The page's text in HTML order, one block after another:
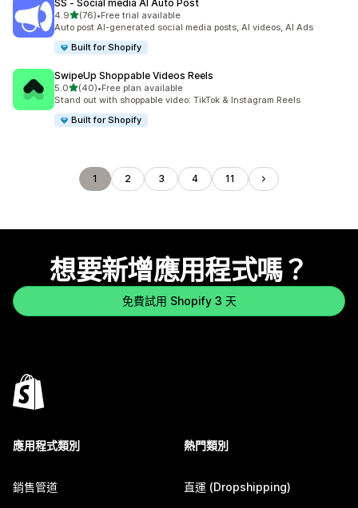
SS ‑ Social media AI Auto Post
4.9滿分 5 顆星
(76)
共有 76 則評價
•Free trial available
Auto post AI-generated social media posts, AI videos, AI Ads
Built for Shopify
SwipeUp Shoppable Videos Reels
5.0滿分 5 顆星
(40)
共有 40 則評價
•Free plan available
Stand out with shoppable video: TikTok & Instagram Reels
Built for Shopify
1 2 3 4 11
想要新增應用程式嗎？
免費試用 Shopify 3 天
應用程式類別
銷售管道
熱門類別
直運 (Dropshipping)